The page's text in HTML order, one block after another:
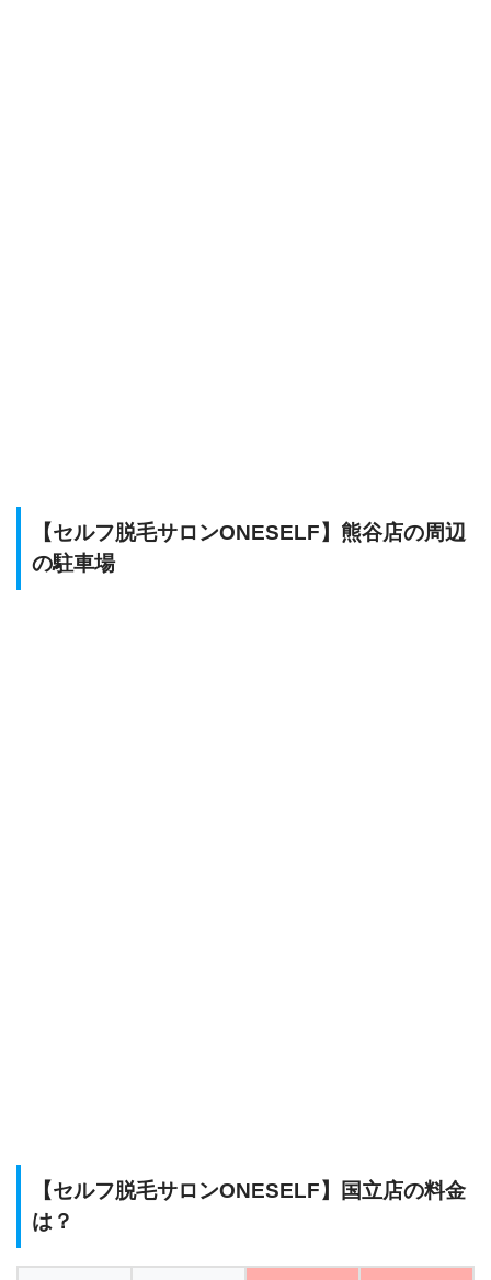
【セルフ脱毛サロンONESELF】熊谷店の周辺
の駐車場
【セルフ脱毛サロンONESELF】国立店の料金
は？